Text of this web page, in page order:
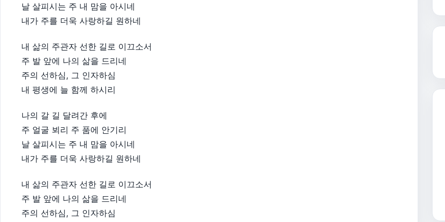
날 살피시는 주 내 맘을 아시네
내가 주를 더욱 사랑하길 원하네
내 삶의 주관자 선한 길로 이끄소서
주 발 앞에 나의 삶을 드리네
주의 선하심, 그 인자하심
내 평생에 늘 함께 하시리
나의 갈 길 달려간 후에
주 얼굴 뵈리 주 품에 안기리
날 살피시는 주 내 맘을 아시네
내가 주를 더욱 사랑하길 원하네
내 삶의 주관자 선한 길로 이끄소서
주 발 앞에 나의 삶을 드리네
주의 선하심, 그 인자하심